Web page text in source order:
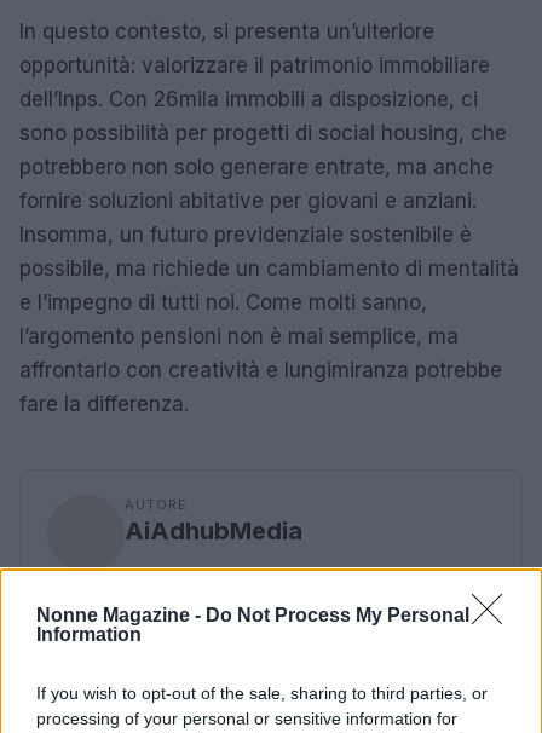
Nonne Magazine - Do Not Process My Personal
Information
If you wish to opt-out of the sale, sharing to third parties, or
processing of your personal or sensitive information for
In questo contesto, si presenta un’ulteriore
opportunità: valorizzare il patrimonio immobiliare
dell’Inps. Con 26mila immobili a disposizione, ci
sono possibilità per progetti di social housing, che
potrebbero non solo generare entrate, ma anche
fornire soluzioni abitative per giovani e anziani.
Insomma, un futuro previdenziale sostenibile è
possibile, ma richiede un cambiamento di mentalità
e l’impegno di tutti noi. Come molti sanno,
l’argomento pensioni non è mai semplice, ma
affrontarlo con creatività e lungimiranza potrebbe
fare la differenza.
AUTORE
AiAdhubMedia